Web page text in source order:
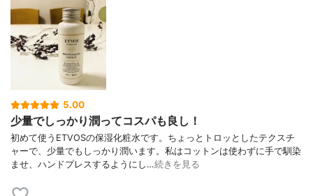
5.00
少量でしっかり潤ってコスパも良し！
初めて使うETVOSの保湿化粧水です。ちょっとトロッとしたテクスチ
ャーで、少量でもしっかり潤います。私はコットンは使わずに手で馴染
ませ、ハンドプレスするようにし…続きを見る